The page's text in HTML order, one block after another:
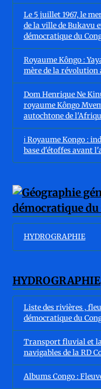
Le 5 juillet 1967, le
de la ville de Bukavu
démocratique du
Royaume Kôngo :
mère de la
Dom Henrique Ne
royaume Kôngo
autochtone de
ℹ️ Royaume Kongo :
base d'étoffes avant
HYDROGRAPHIE
HYDROGRAPHIE
Liste des rivières ,
démocratique du
Transport fluvial et
navigables de la RD
Albums Congo :